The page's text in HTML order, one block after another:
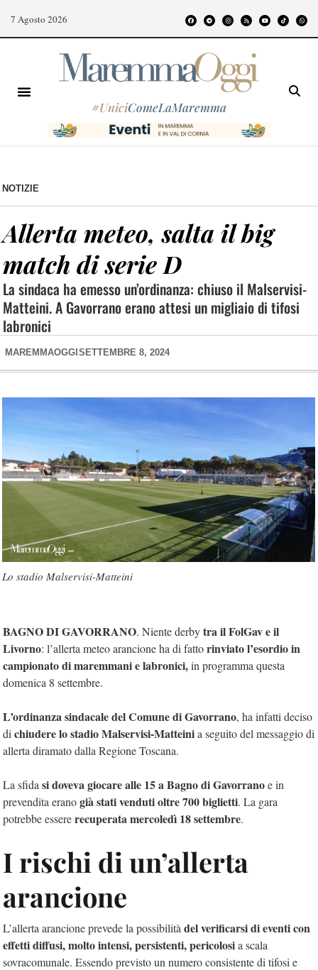
7 Agosto 2026
#UniciComeLaMaremma
NOTIZIE
Allerta meteo, salta il big
match di serie D
La sindaca ha emesso un’ordinanza: chiuso il Malservisi-
Matteini. A Gavorrano erano attesi un migliaio di tifosi
labronici
MAREMMAOGGI SETTEMBRE 8, 2024
Lo stadio Malservisi-Matteini
BAGNO DI GAVORRANO. Niente derbytra il FolGav e il
Livorno: l’allerta meteo arancione ha di fattorinviato l’esordio in
campionato di maremmani e labronici,in programma questa
domenica 8 settembre.
L’ordinanza sindacale del Comune di Gavorrano, ha infatti deciso
di chiudere lo stadio Malservisi-Matteinia seguito del messaggio di
allerta diramato dalla Regione Toscana.
La sfida si doveva giocare alle 15 a Bagno di Gavorranoe in
prevendita eranogià stati venduti oltre 700 biglietti. La gara
potrebbe essererecuperata mercoledì 18 settembre.
I rischi di un’allerta
arancione
L’allerta arancione prevede la possibilità del verificarsi di eventi con
effetti diffusi, molto intensi, persistenti, pericolosia scala
sovracomunale. Essendo previsto un numero consistente di tifosi e